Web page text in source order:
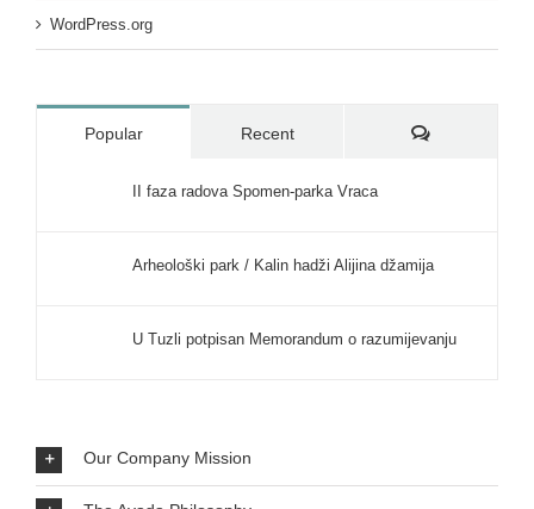
WordPress.org
Popular Recent Comments
II faza radova Spomen-parka Vraca
Arheološki park / Kalin hadži Alijina džamija
U Tuzli potpisan Memorandum o razumijevanju
Our Company Mission